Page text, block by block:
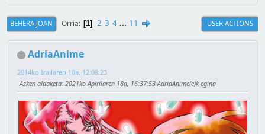
BEHERA JOAN Orria 1 2 3 4 ... 11 USER ACTIONS
AdriaAnime
2014ko Irailaren 10a, 12:08:23
Azken aldaketa: 2021ko Apirilaren 18a, 16:37:53 AdriaAnime(e)k egina